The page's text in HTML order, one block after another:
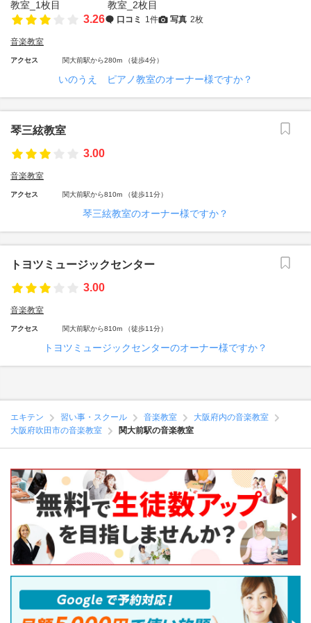
3.26 口コミ 1件 写真 2枚
音楽教室
アクセス 関大前駅から280m （徒歩4分）
いのうえ ピアノ教室のオーナー様ですか？
琴三絃教室
3.00
音楽教室
アクセス 関大前駅から810m （徒歩11分）
琴三絃教室のオーナー様ですか？
トヨツミュージックセンター
3.00
音楽教室
アクセス 関大前駅から810m （徒歩11分）
トヨツミュージックセンターのオーナー様ですか？
エキテン 習い事・スクール 音楽教室
大阪府内の音楽教室
大阪府吹田市の音楽教室
関大前駅の音楽教室